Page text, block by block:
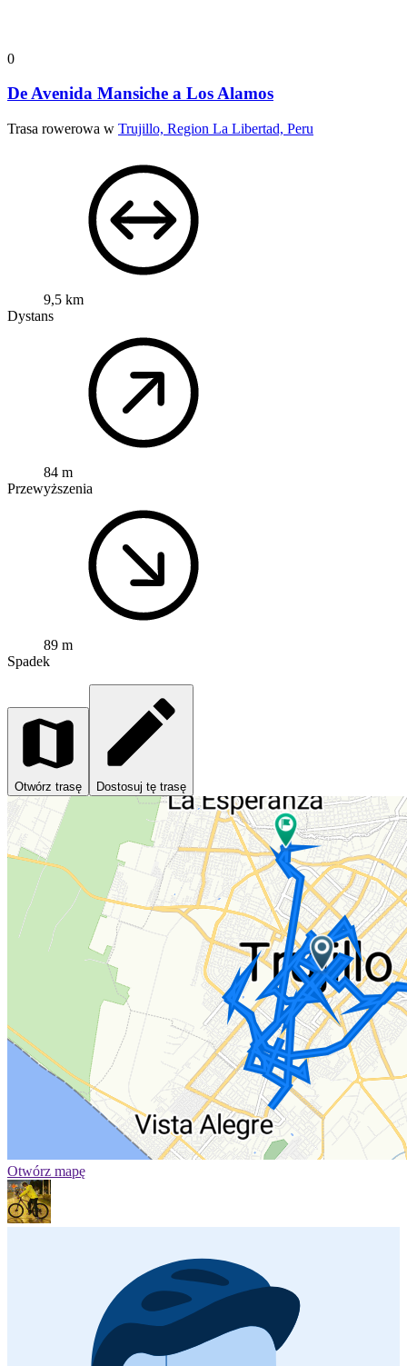
0
De Avenida Mansiche a Los Alamos
Trasa rowerowa w Trujillo, Region La Libertad, Peru
9,5 km
Dystans
84 m
Przewyższenia
89 m
Spadek
Otwórz trasę Dostosuj tę trasę
Otwórz mapę